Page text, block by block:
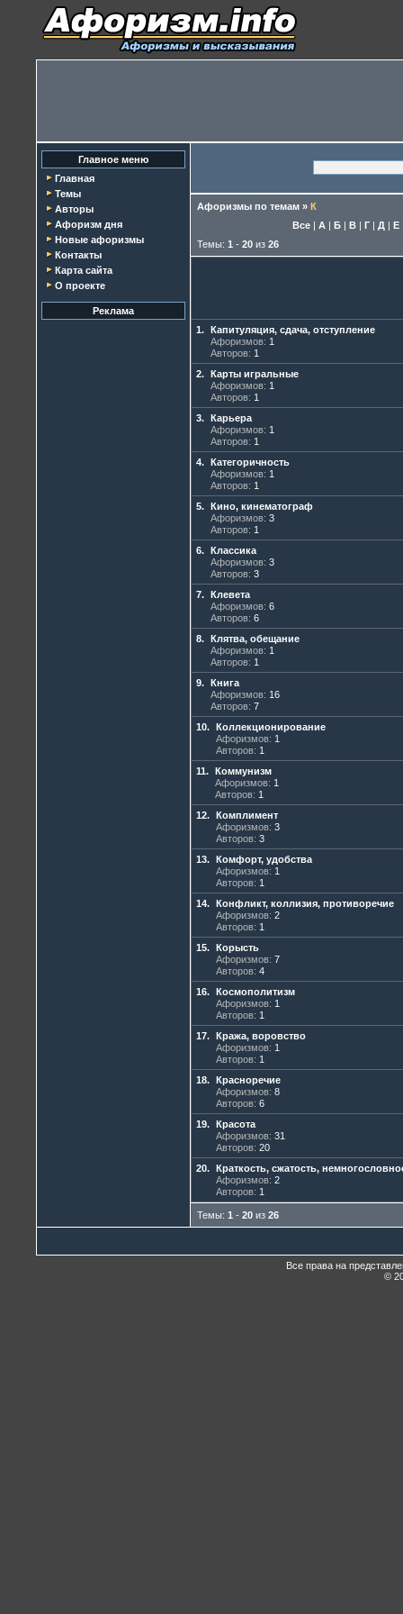
Главное меню
Главная
Темы
Авторы
Афоризм дня
Новые афоризмы
Контакты
Карта сайта
О проекте
Реклама
Афоризмы по темам » К
Все | А | Б | В | Г | Д | Е
Темы: 1 - 20 из 26
1. Капитуляция, сдача, отступление
Афоризмов: 1
Авторов: 1
2. Карты игральные
Афоризмов: 1
Авторов: 1
3. Карьера
Афоризмов: 1
Авторов: 1
4. Категоричность
Афоризмов: 1
Авторов: 1
5. Кино, кинематограф
Афоризмов: 3
Авторов: 1
6. Классика
Афоризмов: 3
Авторов: 3
7. Клевета
Афоризмов: 6
Авторов: 6
8. Клятва, обещание
Афоризмов: 1
Авторов: 1
9. Книга
Афоризмов: 16
Авторов: 7
10. Коллекционирование
Афоризмов: 1
Авторов: 1
11. Коммунизм
Афоризмов: 1
Авторов: 1
12. Комплимент
Афоризмов: 3
Авторов: 3
13. Комфорт, удобства
Афоризмов: 1
Авторов: 1
14. Конфликт, коллизия, противоречие
Афоризмов: 2
Авторов: 1
15. Корысть
Афоризмов: 7
Авторов: 4
16. Космополитизм
Афоризмов: 1
Авторов: 1
17. Кража, воровство
Афоризмов: 1
Авторов: 1
18. Красноречие
Афоризмов: 8
Авторов: 6
19. Красота
Афоризмов: 31
Авторов: 20
20. Краткость, сжатость,
Афоризмов: 2
Авторов: 1
Темы: 1 - 20 из 26
Все права на
©